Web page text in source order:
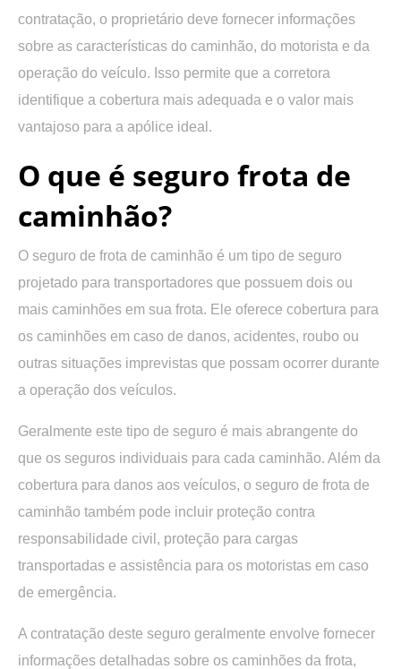
contratação, o proprietário deve fornecer informações
sobre as características do caminhão, do motorista e da
operação do veículo. Isso permite que a corretora
identifique a cobertura mais adequada e o valor mais
vantajoso para a apólice ideal.
O que é seguro frota de
caminhão?
O seguro de frota de caminhão é um tipo de seguro
projetado para transportadores que possuem dois ou
mais caminhões em sua frota. Ele oferece cobertura para
os caminhões em caso de danos, acidentes, roubo ou
outras situações imprevistas que possam ocorrer durante
a operação dos veículos.
Geralmente este tipo de seguro é mais abrangente do
que os seguros individuais para cada caminhão. Além da
cobertura para danos aos veículos, o seguro de frota de
caminhão também pode incluir proteção contra
responsabilidade civil, proteção para cargas
transportadas e assistência para os motoristas em caso
de emergência.
A contratação deste seguro geralmente envolve fornecer
informações detalhadas sobre os caminhões da frota,